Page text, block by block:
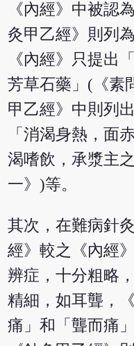
《內經》中被認
灸甲乙經》則列
《內經》只提出
芳草石藥」(《素
甲乙經》中則列
「消渴身熱，面
渴嗜飲，承漿主
一》)等。
其次，在難病針
經》較之《內經
辨症，十分粗略
精細，如耳聾，
痛」和「聾而痛